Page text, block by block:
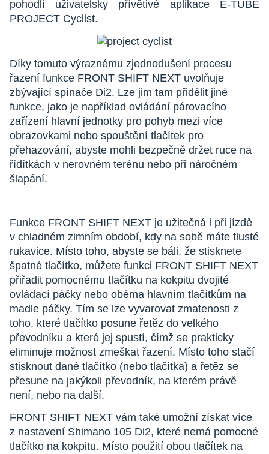
pohodlí uživatelsky přívětivé aplikace E-TUBE
PROJECT Cyclist.
Díky tomuto výraznému zjednodušení procesu
řazení funkce FRONT SHIFT NEXT uvolňuje
zbývající spínače Di2. Lze jim tam přidělit jiné
funkce, jako je například ovládání párovacího
zařízení hlavní jednotky pro pohyb mezi více
obrazovkami nebo spouštění tlačítek pro
přehazování, abyste mohli bezpečně držet ruce na
řídítkách v nerovném terénu nebo při náročném
šlapání.
Funkce FRONT SHIFT NEXT je užitečná i při jízdě
v chladném zimním období, kdy na sobě máte tlusté
rukavice. Místo toho, abyste se báli, že stisknete
špatné tlačítko, můžete funkci FRONT SHIFT NEXT
přiřadit pomocnému tlačítku na kokpitu dvojité
ovládací páčky nebo oběma hlavním tlačítkům na
madle páčky. Tím se lze vyvarovat zmatenosti z
toho, které tlačítko posune řetěz do velkého
převodníku a které jej spustí, čímž se prakticky
eliminuje možnost zmeškat řazení. Místo toho stačí
stisknout dané tlačítko (nebo tlačítka) a řetěz se
přesune na jakýkoli převodník, na kterém právě
není, nebo na další.
FRONT SHIFT NEXT vám také umožní získat více
z nastavení Shimano 105 Di2, které nemá pomocné
tlačítko na kokpitu. Místo použití obou tlačítek na